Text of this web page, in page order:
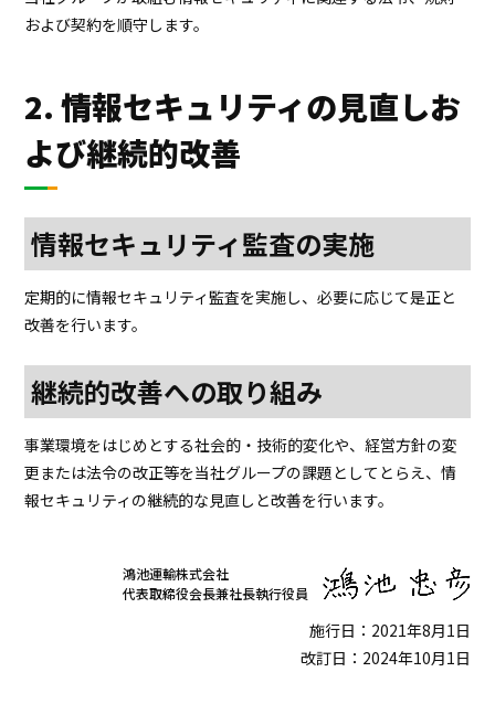
および契約を順守します。
2. 情報セキュリティの見直しお
よび継続的改善
情報セキュリティ監査の実施
定期的に情報セキュリティ監査を実施し、必要に応じて是正と
改善を行います。
継続的改善への取り組み
事業環境をはじめとする社会的・技術的変化や、経営方針の変
更または法令の改正等を当社グループの課題としてとらえ、情
報セキュリティの継続的な見直しと改善を行います。
鴻池運輸株式会社
代表取締役会長兼社長執行役員
施行日：2021年8月1日
改訂日：2024年10月1日